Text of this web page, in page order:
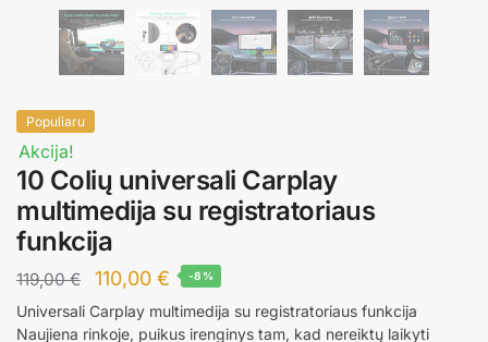
Populiaru
Akcija!
10 Colių universali Carplay
multimedija su registratoriaus
funkcija
119,00€
Original
price
110,00 € Current
price
-8%
Universali Carplay multimedija su registratoriaus funkcija
Naujiena rinkoje, puikus irenginys tam, kad nereiktų laikyti